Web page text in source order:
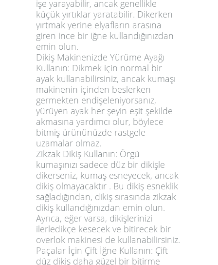
işe yarayabilir, ancak genellikle
küçük yırtıklar yaratabilir. Dikerken
yırtmak yerine elyafların arasına
giren ince bir iğne kullandığınızdan
emin olun.
Dikiş Makinenizde Yürüme Ayağı
Kullanın: Dikmek için normal bir
ayak kullanabilirsiniz, ancak kumaşı
makinenin içinden beslerken
germekten endişeleniyorsanız,
yürüyen ayak her şeyin eşit şekilde
akmasına yardımcı olur, böylece
bitmiş ürününüzde rastgele
uzamalar olmaz.
Zikzak Dikiş Kullanın: Örgü
kumaşınızı sadece düz bir dikişle
dikerseniz, kumaş esneyecek, ancak
dikiş olmayacaktır . Bu dikiş esneklik
sağladığından, dikiş sırasında zikzak
dikiş kullandığınızdan emin olun.
Ayrıca, eğer varsa, dikişlerinizi
ilerledikçe kesecek ve bitirecek bir
overlok makinesi de kullanabilirsiniz.
Paçalar İçin Çift İğne Kullanın: Çift
düz dikiş daha güzel bir bitirme